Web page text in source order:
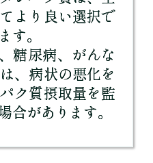
より良い選択で
す。
糖尿病、がんな
、病状の悪化を
ク質摂取量を監
合があります。